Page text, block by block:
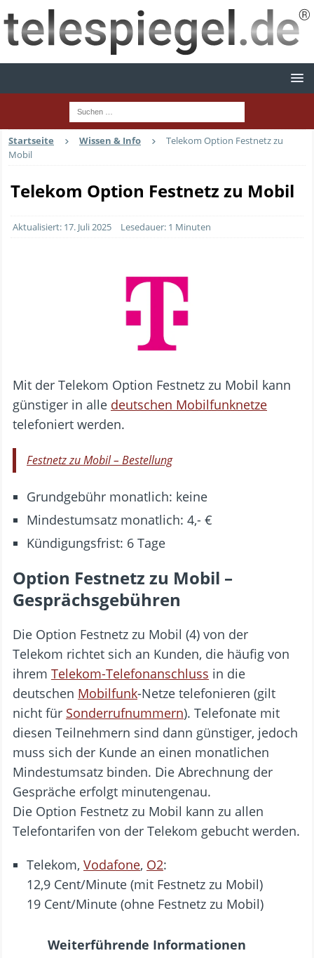
Startseite Wissen & Info
Telekom Option Festnetz zu
Mobil
Telekom Option Festnetz zu Mobil
Aktualisiert: 17. Juli 2025 Lesedauer: 1 Minuten
Mit der Telekom Option Festnetz zu Mobil kann
günstiger in alle deutschen Mobilfunknetze
telefoniert werden.
Festnetz zu Mobil – Bestellung
Grundgebühr monatlich: keine
Mindestumsatz monatlich: 4,- €
Kündigungsfrist: 6 Tage
Option Festnetz zu Mobil –
Gesprächsgebühren
Die Option Festnetz zu Mobil (4) von der
Telekom richtet sich an Kunden, die häufig von
ihrem Telekom-Telefonanschluss in die
deutschen Mobilfunk-Netze telefonieren (gilt
nicht für Sonderrufnummern). Telefonate mit
diesen Teilnehmern sind dann günstiger, jedoch
muss sich der Kunde an einen monatlichen
Mindestumsatz binden. Die Abrechnung der
Gespräche erfolgt minutengenau.
Die Option Festnetz zu Mobil kann zu allen
Telefontarifen von der Telekom gebucht werden.
Telekom, Vodafone, O2:
12,9 Cent/Minute (mit Festnetz zu Mobil)
19 Cent/Minute (ohne Festnetz zu Mobil)
Weiterführende Informationen